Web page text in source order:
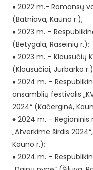
♦ 2022 m.- Romansų
(Batniava, Kauno r.);
♦ 2023 m. –
(Betygala, Raseinių r.);
♦ 2023 m. – Klausučių
(Klausučiai, Jurbarko
♦ 2024 m. –
ansamblių festivalis
2024“ (Kačerginė,
♦ 2024 m. –
„Atverkime širdis
Kauno r.);
♦ 2024 m. –